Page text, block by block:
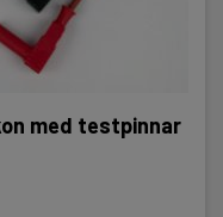
med testpinnar